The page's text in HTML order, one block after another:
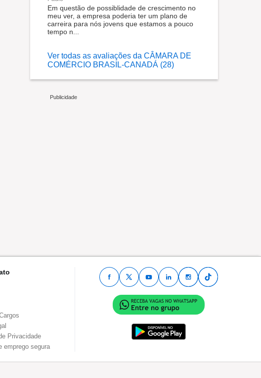
Em questão de possiblidade de crescimento no
meu ver, a empresa poderia ter um plano de
carreira para nós jovens que estamos a pouco
tempo n...
Ver todas as avaliações da CÂMARA DE
COMÉRCIO BRASIL-CANADÁ (28)
Privacidade
emprego segura